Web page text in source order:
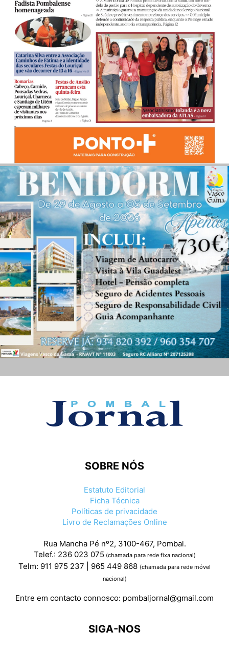
SOBRE NÓS
Estatuto Editorial
Ficha Técnica
Políticas de privacidade
Livro de Reclamações Online
Rua Mancha Pé nº2, 3100-467, Pombal.
Telef.: 236 023 075 (chamada para rede fixa nacional)
Telm: 911 975 237 | 965 449 868 (chamada para rede móvel
nacional)
Entre em contacto connosco: pombaljornal@gmail.com
SIGA-NOS